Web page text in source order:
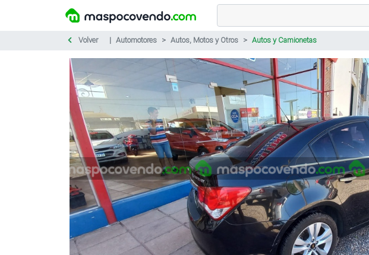
Volver Automotores Autos, Motos y Otros Autos y Camionetas